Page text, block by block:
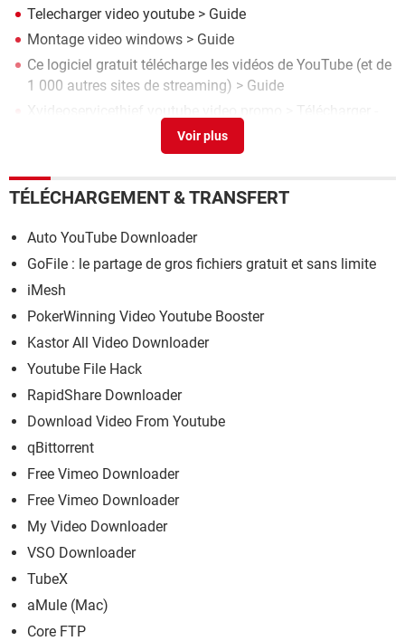
Telecharger video youtube > Guide
Montage video windows > Guide
Ce logiciel gratuit télécharge les vidéos de YouTube (et de
1 000 autres sites de streaming) > Guide
Xvideoservicethief youtube video promo
> Télécharger -
Forum TV & Vidéo
TÉLÉCHARGEMENT & TRANSFERT
Auto YouTube Downloader
GoFile : le partage de gros fichiers gratuit et sans limite
iMesh
PokerWinning Video Youtube Booster
Kastor All Video Downloader
Youtube File Hack
RapidShare Downloader
Download Video From Youtube
qBittorrent
Free Vimeo Downloader
Free Vimeo Downloader
My Video Downloader
VSO Downloader
TubeX
aMule (Mac)
Core FTP